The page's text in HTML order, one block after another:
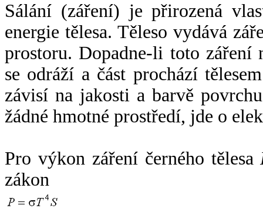
Sálání (záření) je přirozená
energie tělesa. Těleso vydává
prostoru. Dopadne-li toto záření
se odráží a část prochází
závisí na jakosti a barvě
žádné hmotné prostředí, jde o
Pro výkon záření černého tělesa
zákon